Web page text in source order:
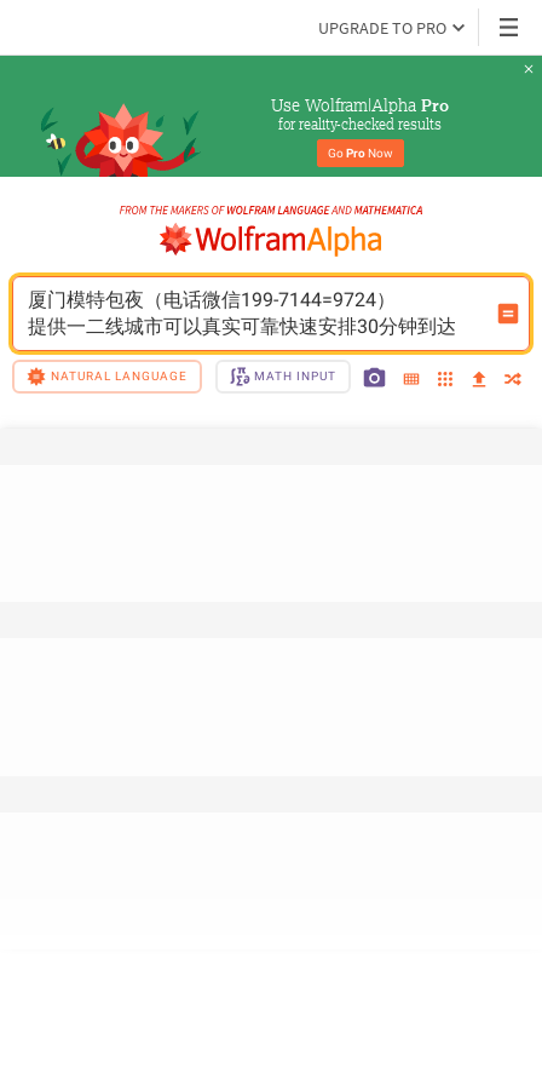
UPGRADE TO PRO
Use Wolfram|Alpha Pro
for reality-checked results
Go Pro Now
厦门模特包夜（电话微信199-7144=9724）
提供一二线城市可以真实可靠快速安排30分钟到达
NATURAL LANGUAGE MATH INPUT